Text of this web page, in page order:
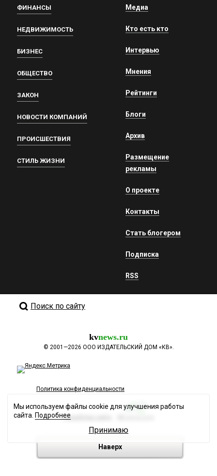
ФИНАНСЫ
НЕДВИЖИМОСТЬ
БИЗНЕС
ОБЩЕСТВО
ЗАКОН
НОВОСТИ КОМПАНИЙ
ПРОИСШЕСТВИЯ
СТИЛЬ ЖИЗНИ
Медиа
Кто есть кто
Интервью
Мнения
Рейтинги
Блоги
Архив
Размещение
рекламы
О проекте
Контакты
Стать блогером
Подписка
RSS
Поиск по сайту
kvnews.ru
© 2001—2026 ООО ИЗДАТЕЛЬСКИЙ ДОМ «КВ».
Политика конфиденциальности
Разработка сайта
Наверх
Мы используем файлы cookie для улучшения работы
сайта. Подробнее
Принимаю